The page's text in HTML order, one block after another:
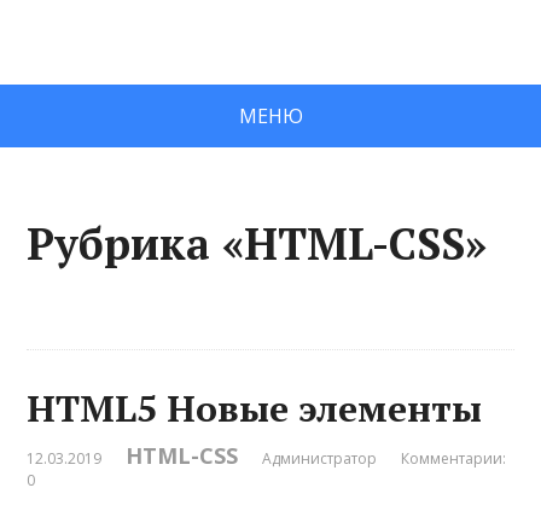
МЕНЮ
Рубрика «HTML-CSS»
HTML5 Новые элементы
12.03.2019 HTML-CSS Администратор
Комментарии:
0